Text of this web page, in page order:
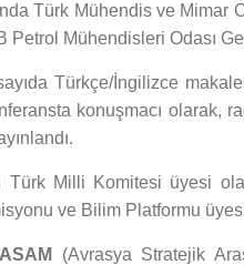
Türk Mühendis ve Mimar
Petrol Mühendisleri Odası
Türkçe/İngilizce
konuşmacı olarak,
Türk Milli Komitesi üyesi
ve Bilim Platformu
ASAM
(Avrasya Stratejik